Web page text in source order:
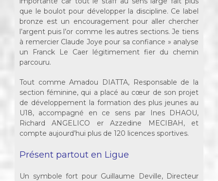
que le boulot pour développer la discipline. Ce label
bronze est un encouragement pour aller chercher
l’argent puis l’or comme les autres sections. Je tiens
à remercier Claude Joye pour sa confiance » analyse
un Franck Le Caer légitimement fier du chemin
parcouru.
Tout comme Amadou DIATTA, Responsable de la
section féminine, qui a placé au cœur de son projet
de développement la formation des plus jeunes au
U18, accompagné en ce sens par Ines DHAOU,
Richard ANGELICO er Azzedine MECIBAH, et
compte aujourd’hui plus de 120 licences sportives.
Présent partout en Ligue
Un symbole fort pour Guillaume Deville, Directeur